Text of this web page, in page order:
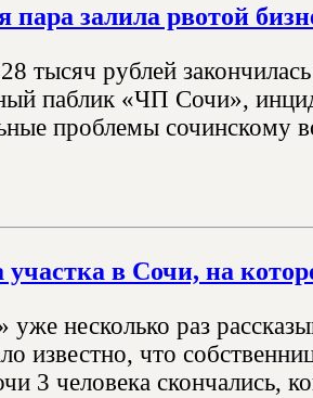
залила рвотой
тысяч рублей
паблик «ЧП Сочи»,
проблемы сочинскому
участка в Сочи, на
уже несколько раз
известно, что
3 человека скончались,